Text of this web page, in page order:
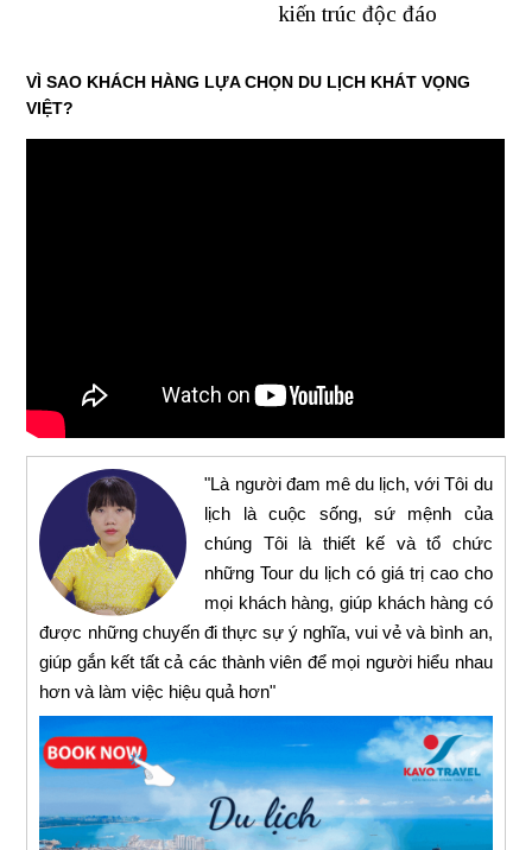
kiến trúc độc đáo
VÌ SAO KHÁCH HÀNG LỰA CHỌN DU LỊCH KHÁT VỌNG
VIỆT?
"Là người đam mê du lịch, với Tôi du
lịch là cuộc sống, sứ mệnh của
chúng Tôi là thiết kế và tổ chức
những Tour du lịch có giá trị cao cho
mọi khách hàng, giúp khách hàng có
được những chuyến đi thực sự ý nghĩa, vui vẻ và bình an,
giúp gắn kết tất cả các thành viên để mọi người hiểu nhau
hơn và làm việc hiệu quả hơn"